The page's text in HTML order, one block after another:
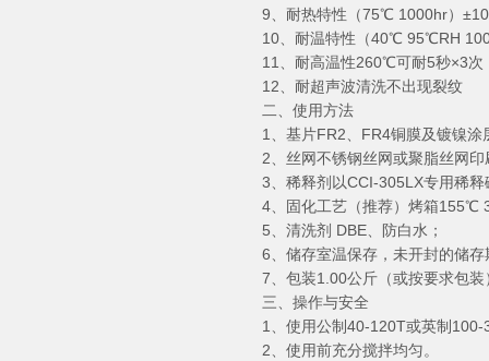
9、耐热特性（75℃ 1000hr）
10、耐温特性（40℃ 95℃RH
11、耐高温性260℃可耐5秒×3次
12、耐超声波清洗不出现裂纹
二、使用方法
1、基片FR2、FR4铜膜及镀镍涂
2、丝网不锈钢丝网或聚脂丝网印
3、稀释剂以CCI-305LX专用稀
4、固化工艺（推荐）烤箱155℃
5、 清洗剂 DBE、防白水；
6、储存室温保存，未开封的储
7、包装1.00公斤（或按要求包装
三、操作与安全
1、使用公制40-120T或英制
2、使用前充分搅拌均匀。